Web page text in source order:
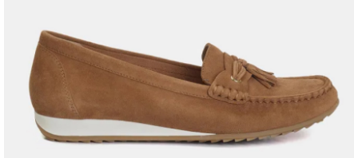
Москва
Да, все верно Изменить город